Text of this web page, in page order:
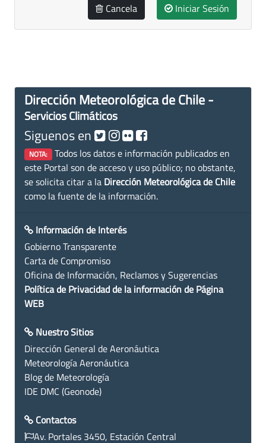
Cancela Iniciar Sesión
Dirección Meteorológica de Chile -
Servicios Climáticos
Siguenos en
NOTA: Todos los datos e información publicados en
este Portal son de acceso y uso público; no obstante,
se solicita citar a la Dirección Meteorológica de Chile
como la fuente de la información.
Información de Interés
Gobierno Transparente
Carta de Compromiso
Oficina de Información, Reclamos y Sugerencias
Política de Privacidad de la información de Página
WEB
Nuestro Sitios
Dirección General de Aeronáutica
Meteorología Aeronáutica
Blog de Meteorología
IDE DMC (Geonode)
Contactos
Av. Portales 3450, Estación Central